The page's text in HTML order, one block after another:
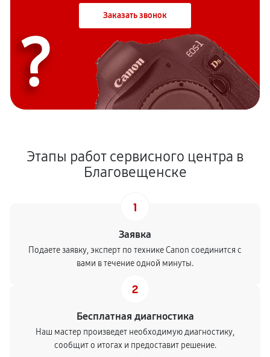
Заказать звонок
?
Этапы работ сервисного центра в
Благовещенске
1
Заявка
Подаете заявку, эксперт по технике Canon соединится с
вами в течение одной минуты.
2
Бесплатная диагностика
Наш мастер произведет необходимую диагностику,
сообщит о итогах и предоставит решение.